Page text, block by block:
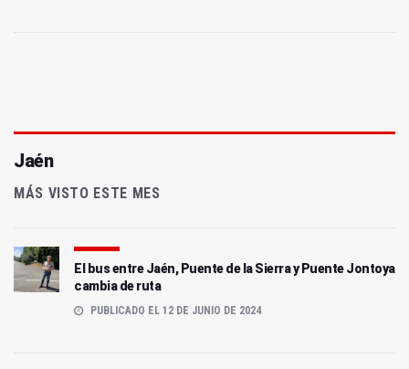
Jaén
MÁS VISTO ESTE MES
El bus entre Jaén, Puente de la Sierra y Puente Jontoya
cambia de ruta
PUBLICADO EL 12 DE JUNIO DE 2024